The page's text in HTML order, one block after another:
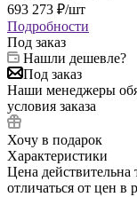
693 273 ₽/шт
Подробности
Под заказ
Нашли дешевле?
Под заказ
Наши менеджеры
условия заказа
Хочу в подарок
Характеристики
Цена действительна
отличаться от цен в